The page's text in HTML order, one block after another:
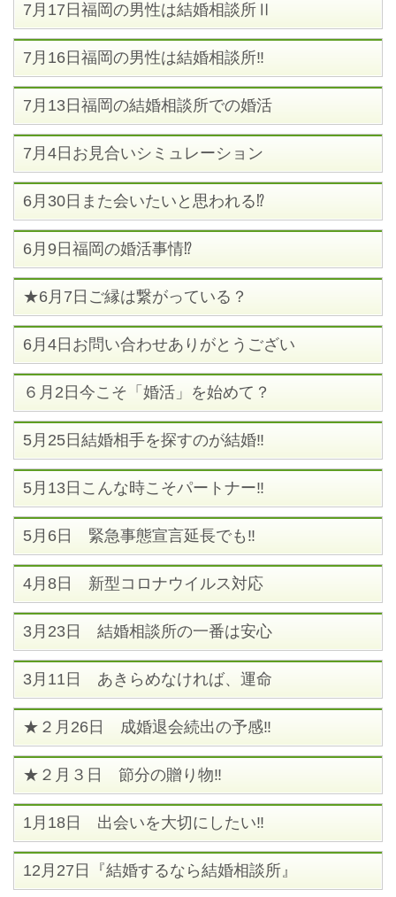
7月17日福岡の男性は結婚相談所Ⅱ
7月16日福岡の男性は結婚相談所‼
7月13日福岡の結婚相談所での婚活
7月4日お見合いシミュレーション
6月30日また会いたいと思われる⁉
6月9日福岡の婚活事情⁉
★6月7日ご縁は繋がっている？
6月4日お問い合わせありがとうござい
６月2日今こそ「婚活」を始めて？
5月25日結婚相手を探すのが結婚‼
5月13日こんな時こそパートナー‼
5月6日 緊急事態宣言延長でも‼
4月8日 新型コロナウイルス対応
3月23日 結婚相談所の一番は安心
3月11日 あきらめなければ、運命
★２月26日 成婚退会続出の予感‼
★２月３日 節分の贈り物‼
1月18日 出会いを大切にしたい‼
12月27日『結婚するなら結婚相談所』